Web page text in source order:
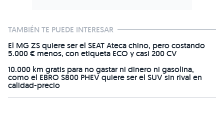
TAMBIÉN TE PUEDE INTERESAR
El MG ZS quiere ser el SEAT Ateca chino, pero costando
5.000 € menos, con etiqueta ECO y casi 200 CV
10.000 km gratis para no gastar ni dinero ni gasolina,
como el EBRO S800 PHEV quiere ser el SUV sin rival en
calidad-precio